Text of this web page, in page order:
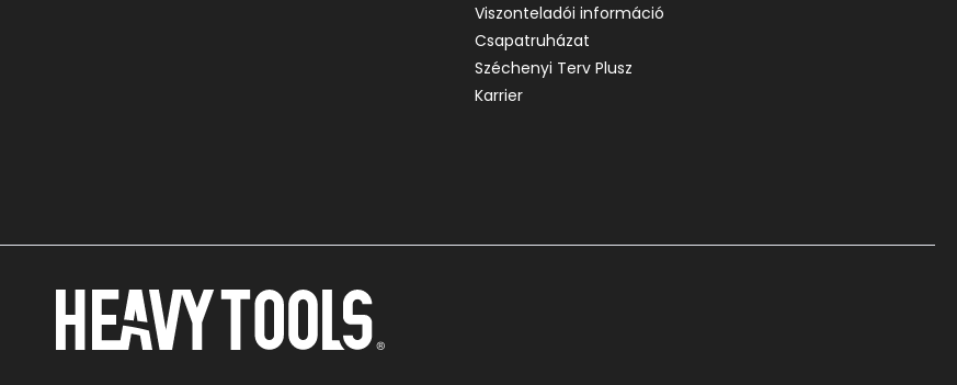
Viszonteladói információ
Csapatruházat
Széchenyi Terv Plusz
Karrier